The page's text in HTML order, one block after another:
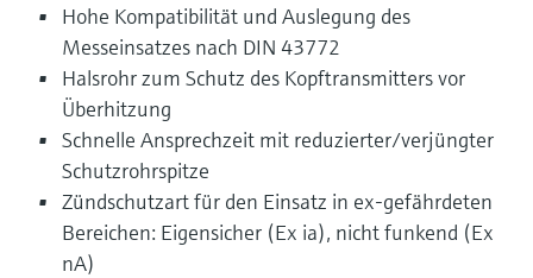
Hohe Kompatibilität und Auslegung des
Messeinsatzes nach DIN 43772
Halsrohr zum Schutz des Kopftransmitters vor
Überhitzung
Schnelle Ansprechzeit mit reduzierter/verjüngter
Schutzrohrspitze
Zündschutzart für den Einsatz in ex-gefährdeten
Bereichen: Eigensicher (Ex ia), nicht funkend (Ex
nA)